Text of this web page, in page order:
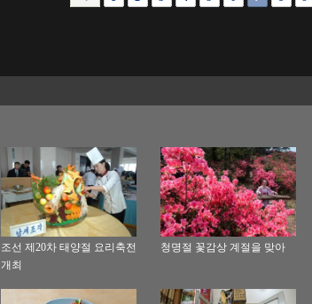
조선 제20차 태양절 요리축전
개최
청명절 꽃감상 계절을 맞아